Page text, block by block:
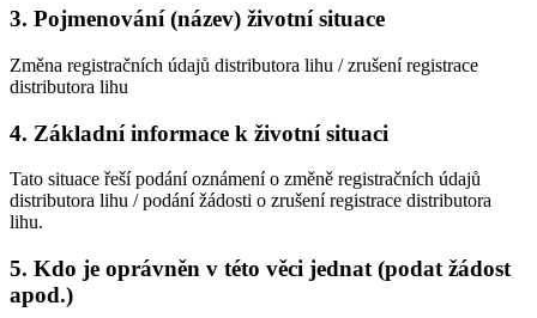
3. Pojmenování (název) životní situace
Změna registračních údajů distributora lihu / zrušení registrace
distributora lihu
4. Základní informace k životní situaci
Tato situace řeší podání oznámení o změně registračních údajů
distributora lihu / podání žádosti o zrušení registrace distributora
lihu.
5. Kdo je oprávněn v této věci jednat (podat žádost
apod.)